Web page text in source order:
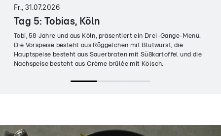
Fr., 31.07.2026
Tag 5: Tobias, Köln
Tobi, 58 Jahre und aus Köln, präsentiert ein Drei-Gänge-Menü.
Die Vorspeise besteht aus Röggelchen mit Blutwurst, die
Hauptspeise besteht aus Sauerbraten mit Süßkartoffel und die
Nachspeise besteht aus Crème brûlée mit Kölsch.